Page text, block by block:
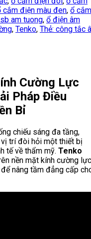
cắm điện màu đen, ổ cắm
am tuong, ổ điện âm
, Tenko, Thẻ: công tắc
Cường Lực
Pháp Điều
Bỉ
chiếu sáng đa tầng,
trí đòi hỏi một thiết bị
tế về thẩm mỹ. Tenko
nền mặt kính cường lực
nâng tầm đẳng cấp